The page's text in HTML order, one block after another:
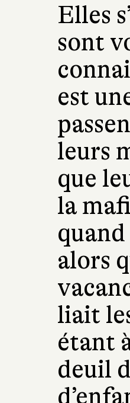
Elles
sont
est
leurs
que
la
alors
liait
étant
deuil